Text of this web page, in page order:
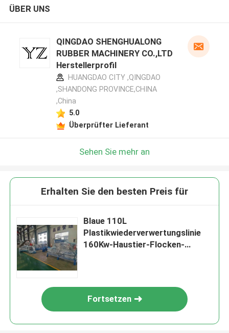
ÜBER UNS
QINGDAO SHENGHUALONG
RUBBER MACHINERY CO.,LTD
Herstellerprofil
HUANGDAO CITY ,QINGDAO
,SHANDONG PROVINCE,CHINA
,China
5.0
Überprüfter Lieferant
Sehen Sie mehr an
Erhalten Sie den besten Preis für
Blaue 110L
Plastikwiederverwertungslinie
160Kw-Haustier-Flocken-
Fortsetzen